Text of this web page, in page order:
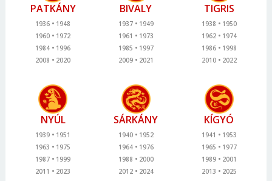
PATKÁNY
1936
1948
1960
1972
1984
1996
2008
2020
BIVALY
1937
1949
1961
1973
1985
1997
2009
2021
TIGRIS
1938
1950
1962
1974
1986
1998
2010
2022
NYÚL
1939
1951
1963
1975
1987
1999
2011
2023
SÁRKÁNY
1940
1952
1964
1976
1988
2000
2012
2024
KÍGYÓ
1941
1953
1965
1977
1989
2001
2013
2025